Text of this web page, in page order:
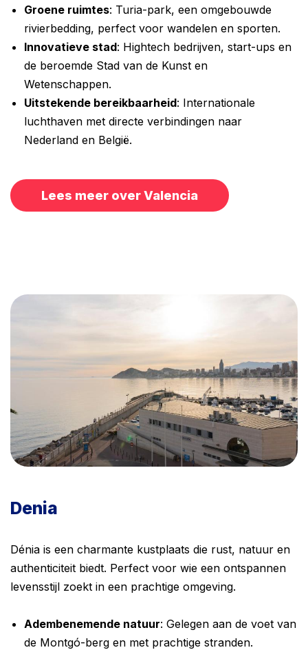
Groene ruimtes: Turia-park, een omgebouwde
rivierbedding, perfect voor wandelen en sporten.
Innovatieve stad: Hightech bedrijven, start-ups en
de beroemde Stad van de Kunst en
Wetenschappen.
Uitstekende bereikbaarheid: Internationale
luchthaven met directe verbindingen naar
Nederland en België.
Lees meer over Valencia
Denia
Dénia is een charmante kustplaats die rust, natuur en
authenticiteit biedt. Perfect voor wie een ontspannen
levensstijl zoekt in een prachtige omgeving.
Adembenemende natuur: Gelegen aan de voet van
de Montgó-berg en met prachtige stranden.